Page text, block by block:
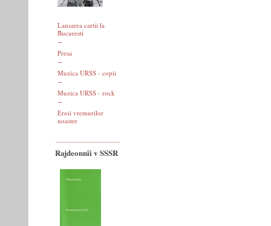
Lansarea cartii la
Bucuresti
Presa
Muzica URSS - copii
Muzica URSS - rock
Eroii vremurilor
noastre
Rajdeonnîi v SSSR